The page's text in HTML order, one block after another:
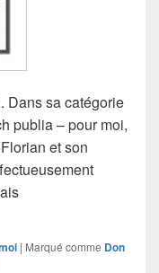
Dans sa catégorie
publia – pour moi,
et son
de Patriarch
| Marqué comme Don